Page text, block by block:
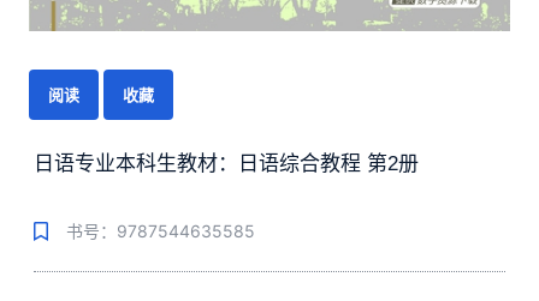
阅读 收藏
日语专业本科生教材：日语综合教程 第2册
书号：9787544635585